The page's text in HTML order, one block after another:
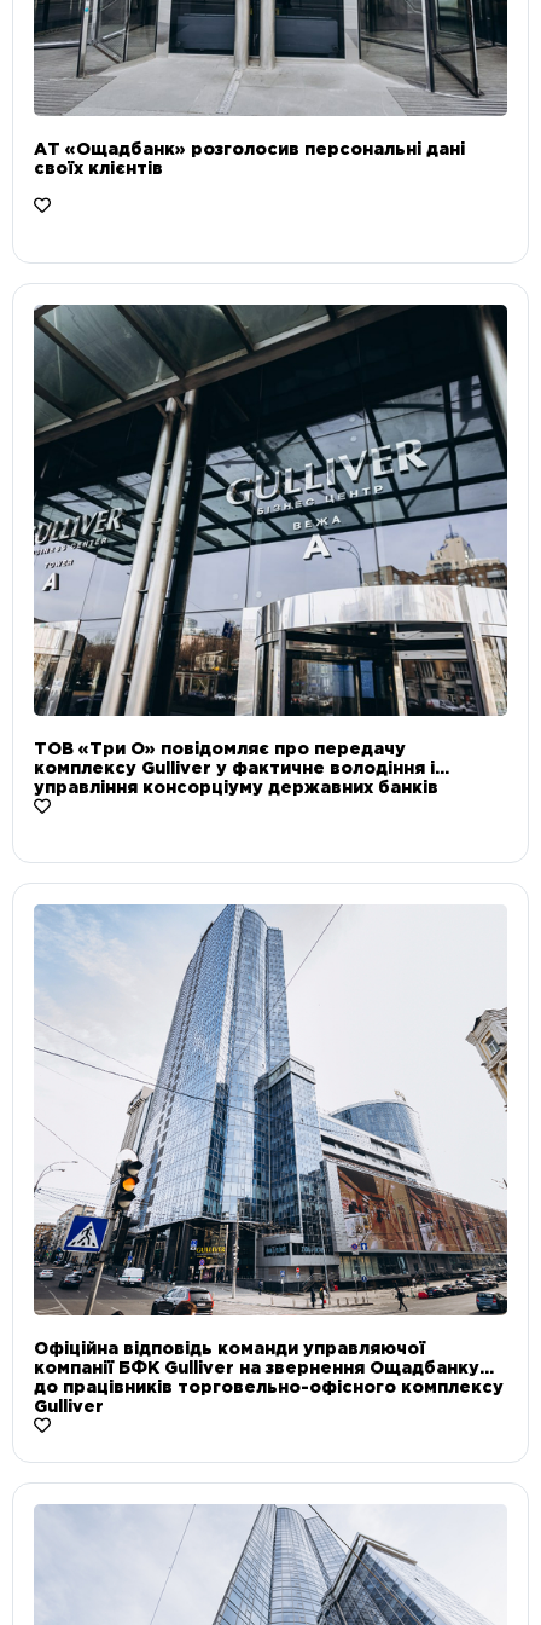
АТ «Ощадбанк» розголосив персональні дані
своїх клієнтів
ТОВ «Три О» повідомляє про передачу
комплексу Gulliver у фактичне володіння і
управління консорціуму державних банків
Офіційна відповідь команди управляючої
компанії БФК Gulliver на звернення Ощадбанку
до працівників торговельно-офісного комплексу
Gulliver